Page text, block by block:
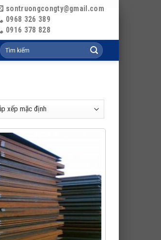
sontruongcongty@gmail.com
0968 326 389
0916 378 828
Tìm
kiếm: